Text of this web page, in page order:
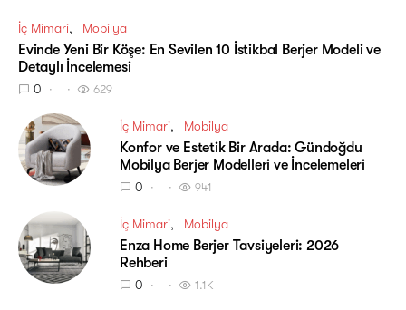
İç Mimari Mobilya
Evinde Yeni Bir Köşe: En Sevilen 10 İstikbal Berjer Modeli ve
Detaylı İncelemesi
0 629
İç Mimari Mobilya
Konfor ve Estetik Bir Arada: Gündoğdu
Mobilya Berjer Modelleri ve İncelemeleri
0 941
İç Mimari Mobilya
Enza Home Berjer Tavsiyeleri: 2026
Rehberi
0 1.1K